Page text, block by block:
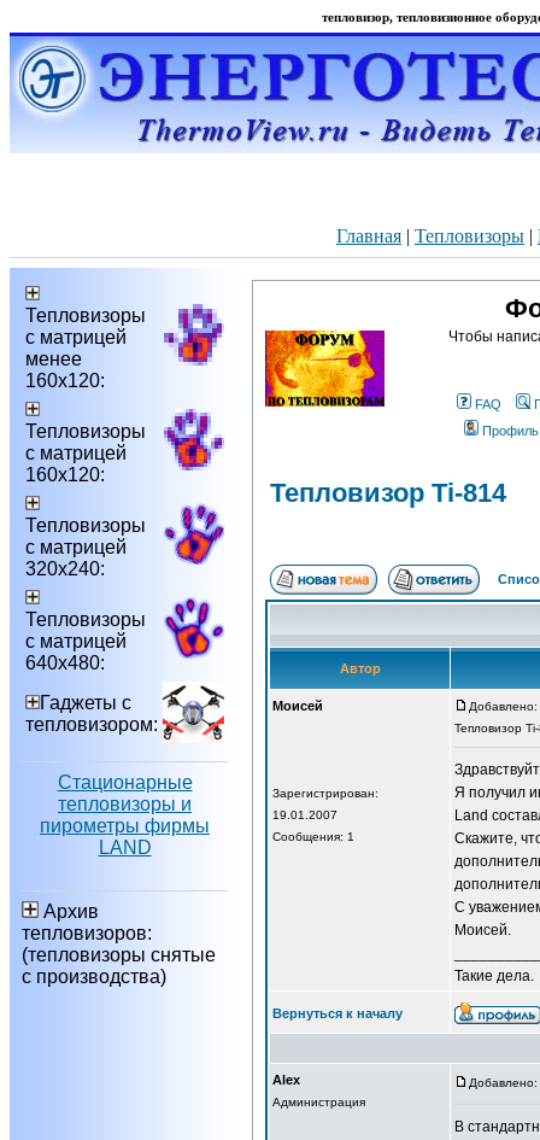
тепловизор, тепловизионное
Главная | Тепловизоры |
Тепловизоры
с матрицей
менее
160х120:
Тепловизоры
с матрицей
160х120:
Тепловизоры
с матрицей
320х240:
Тепловизоры
с матрицей
640х480:
Гаджеты с
тепловизором:
Стационарные
тепловизоры и
пирометры фирмы
LAND
Архив
тепловизоров:
(тепловизоры снятые
с производства)
Чтобы
FAQ
Профиль
Тепловизор Ti-814
Автор
Моисей
Зарегистрирован:
19.01.2007
Сообщения: 1
Тепловизор
Я получил
Land
Скажите,
С
Моисей.
Такие дела.
Вернуться к началу
Alex
Администрация
В